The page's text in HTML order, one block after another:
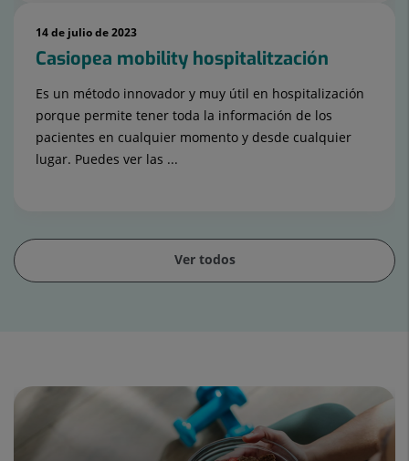
14 de julio de 2023
Casiopea mobility hospitalitzación
Es un método innovador y muy útil en hospitalización
porque permite tener toda la información de los
pacientes en cualquier momento y desde cualquier
lugar. Puedes ver las ...
Ver todos